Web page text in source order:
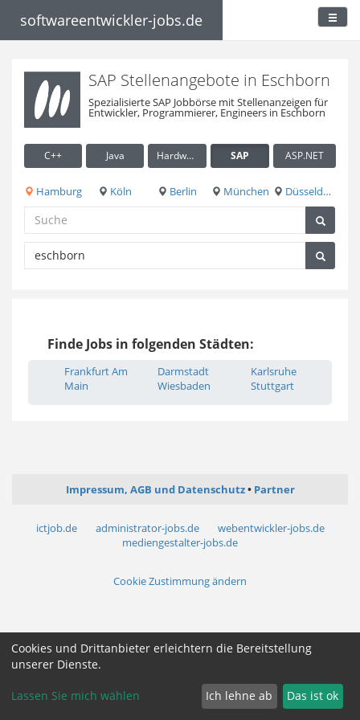
softwareentwickler-jobs.de
SAP Stellenangebote in Eschborn
Spezialisierte SAP Jobbörse mit Stellenanzeigen für
Entwickler, Programmierer, Engineers in Eschborn
C++ Java Hardware / Embedded SAP ASP.NET
Hamburg Köln Berlin München Düsseldorf
Finde Jobs in folgenden Städten:
Frankfurt Am
Main
Darmstadt
Wiesbaden
Karlsruhe
Stuttgart
Impressum, AGB und Datenschutz Partner
ictjob.de administrator-jobs.de
webentwickler-jobs.de
mediengestalter-jobs.de
Cookie Zustimmung ändern
Cookies und Drittanbieter erleichtern die Bereitstellung
unserer Dienste.
Lassen Sie mich wählen Ich lehne ab Das ist ok